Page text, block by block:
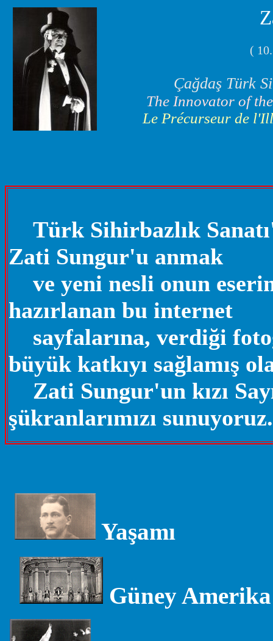
(
Çağdaş Türk
The Innovator of
Le Précurseur de
Türk Sihirbazlık
Zati Sungur'u anmak
ve yeni nesli onun
hazırlanan bu internet
sayfalarına, verdiği
büyük katkıyı sağlamış
Zati Sungur'un kızı
şükranlarımızı sunuyoruz.
Yaşamı
Güney Amerika